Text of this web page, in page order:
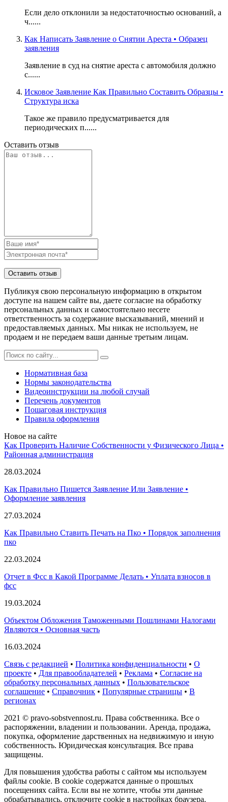
Если дело отклонили за недостаточностью оснований, а
ч......
Как Написать Заявление о Снятии Ареста • Образец
заявления
Заявление в суд на снятие ареста с автомобиля должно
с......
Исковое Заявление Как Правильно Составить Образцы •
Структура иска
Такое же правило предусматривается для
периодических п......
Оставить отзыв
Публикуя свою персональную информацию в открытом
доступе на нашем сайте вы, даете согласие на обработку
персональных данных и самостоятельно несете
ответственность за содержание высказываний, мнений и
предоставляемых данных. Мы никак не используем, не
продаем и не передаем ваши данные третьим лицам.
Нормативная база
Нормы законодательства
Видеоинструкции на любой случай
Перечень документов
Пошаговая инструкция
Правила оформления
Новое на сайте
Как Проверить Наличие Собственности у Физического Лица •
Paйoннaя aдминиcтpaция
28.03.2024
Как Правильно Пишется Заявление Или Заявление •
Оформление заявления
27.03.2024
Как Правильно Ставить Печать на Пко • Порядок заполнения
пко
22.03.2024
Отчет в Фсс в Какой Программе Делать • Уплата взносов в
фсс
19.03.2024
Объектом Обложения Таможенными Пошлинами Налогами
Являются • Основная часть
16.03.2024
Связь с редакцией • Политика конфиденциальности • О
проекте • Для правообладателей • Реклама • Согласие на
обработку персональных данных • Пользовательское
соглашение • Справочник • Популярные страницы • В
регионах
2021 © pravo-sobstvennost.ru. Права собственника. Все о
распоряжении, владении и пользовании. Аренда, продажа,
покупка, оформление дарственных на недвижимую и иную
собственность. Юридическая консультация. Все права
защищены.
Для повышения удобства работы с сайтом мы используем
файлы cookie. В cookie содержатся данные о прошлых
посещениях сайта. Если вы не хотите, чтобы эти данные
обрабатывались, отключите cookie в настройках браузера.